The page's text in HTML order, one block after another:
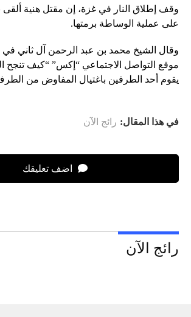
وقف إطلاق النار في غزة، إن مقتل هنية
على عملية الوساطة برمتها.
وقال الشيخ محمد بن عبد الرحمن آل ثاني في
موقع التواصل الاجتماعي “إكس” “كيف تنجح
يقوم أحد الطرفين باغتيال المفاوض من
في هذا المقال: رائج الآن
اضف تعليقك
رائج الآن